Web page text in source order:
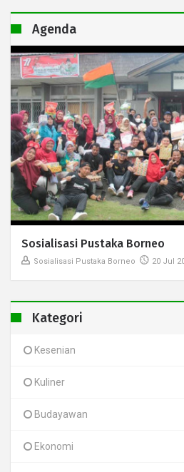
Agenda
Sosialisasi Pustaka Borneo
Sosialisasi Pustaka Borneo 20 Jul
Kategori
Kesenian
Kuliner
Budayawan
Ekonomi